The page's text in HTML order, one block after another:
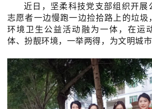
近日，坚柔科技党支部组织开展
志愿者一边慢跑一边捡拾路上的垃圾
环境卫生公益活动融为一体，在运
体、扮靓环境，一举两得，为文明城市